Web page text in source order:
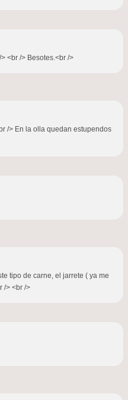
<br /> Besotes.<br />
/> En la olla quedan estupendos
tipo de carne, el jarrete ( ya me
/> <br />